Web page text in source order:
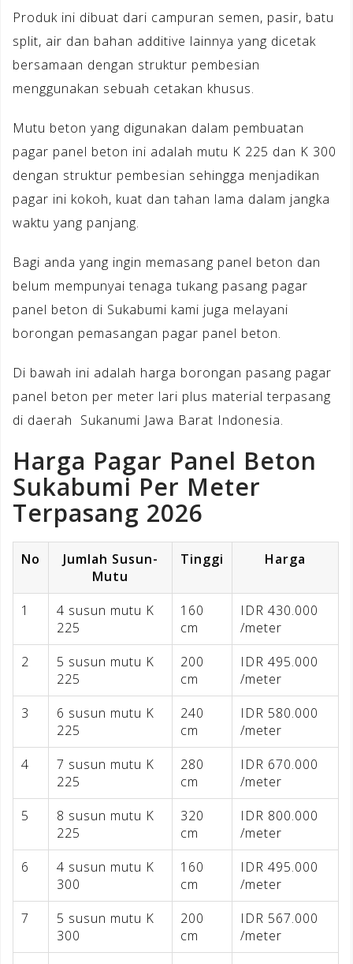
Produk ini dibuat dari campuran semen, pasir, batu
split, air dan bahan additive lainnya yang dicetak
bersamaan dengan struktur pembesian
menggunakan sebuah cetakan khusus.
Mutu beton yang digunakan dalam pembuatan
pagar panel beton ini adalah mutu K 225 dan K 300
dengan struktur pembesian sehingga menjadikan
pagar ini kokoh, kuat dan tahan lama dalam jangka
waktu yang panjang.
Bagi anda yang ingin memasang panel beton dan
belum mempunyai tenaga tukang pasang pagar
panel beton di Sukabumi kami juga melayani
borongan pemasangan pagar panel beton.
Di bawah ini adalah harga borongan pasang pagar
panel beton per meter lari plus material terpasang
di daerah Sukanumi Jawa Barat Indonesia.
Harga Pagar Panel Beton
Sukabumi Per Meter
Terpasang 2026
No
Jumlah Susun-
Mutu
Tinggi Harga
1
4 susun mutu K
225
160
cm
IDR 430.000
/meter
2
5 susun mutu K
225
200
cm
IDR 495.000
/meter
3
6 susun mutu K
225
240
cm
IDR 580.000
/meter
4
7 susun mutu K
225
280
cm
IDR 670.000
/meter
5
8 susun mutu K
225
320
cm
IDR 800.000
/meter
6
4 susun mutu K
300
160
cm
IDR 495.000
/meter
7
5 susun mutu K
300
200
cm
IDR 567.000
/meter